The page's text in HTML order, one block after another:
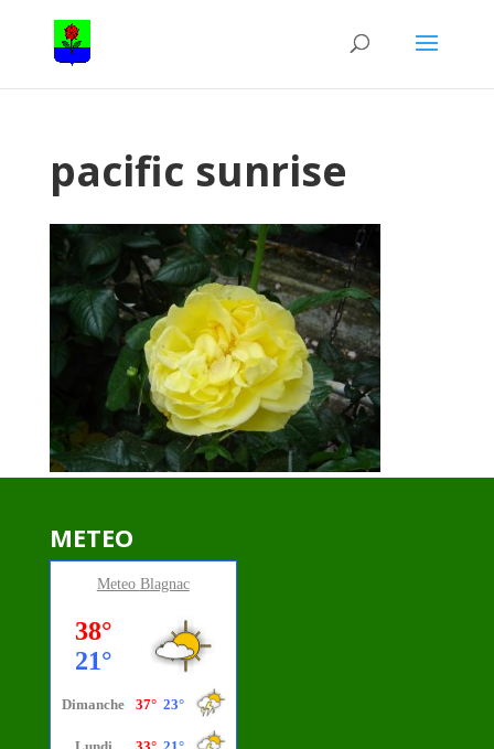
pacific sunrise
METEO
Meteo Blagnac